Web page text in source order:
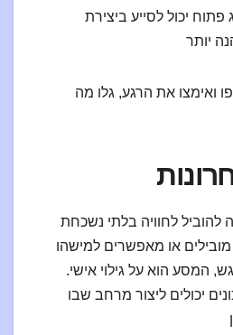
פתוח יכול לסייע ביצירת
ואימצו את הרגע, גלו מה
להוביל לחוויה בלתי נשכחת
או מאפשרים למישהו
המסע הוא על גילוי אישי.
יכולים ליצור מרחב שבו